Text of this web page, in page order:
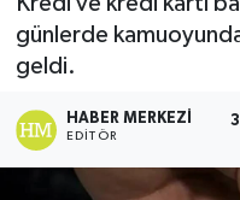
günlerde
geldi.
HABER MERKEZI
EDITÖR
Haber Arşivi